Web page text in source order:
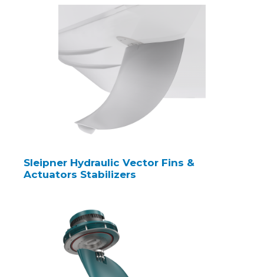
Sleipner Hydraulic Vector Fins &
Actuators Stabilizers